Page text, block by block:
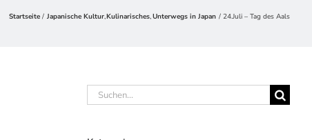
Startseite Japanische Kultur Kulinarisches Unterwegs in Japan 24.Juli – Tag des Aals
Suche